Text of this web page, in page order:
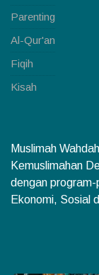
Parenting
Al-Qur'an
Fiqih
Kisah
Muslimah
Kemuslimahan
dengan
Ekonomi, Sosial